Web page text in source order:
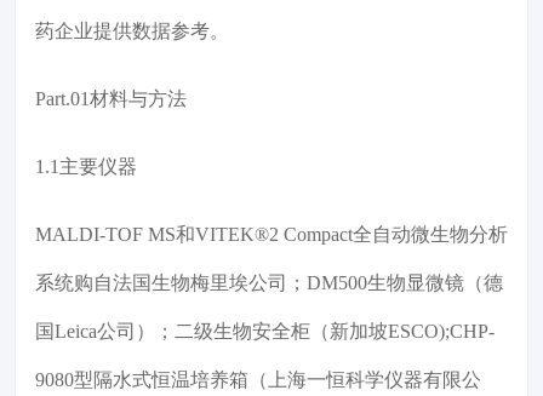
药企业提供数据参考。
Part.01材料与方法
1.1主要仪器
MALDI-TOF MS和VITEK®2 Compact全自动微生物分析
系统购自法国生物梅里埃公司；DM500生物显微镜（德
国Leica公司）；二级生物安全柜（新加坡ESCO);CHP-
9080型隔水式恒温培养箱（上海一恒科学仪器有限公